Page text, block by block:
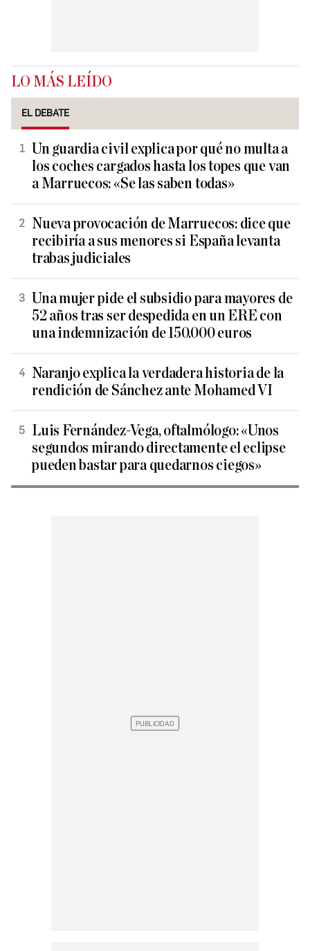
LO MÁS LEÍDO
EL DEBATE
Un guardia civil explica por qué no multa a
los coches cargados hasta los topes que van
a Marruecos: «Se las saben todas»
Nueva provocación de Marruecos: dice que
recibiría a sus menores si España levanta
trabas judiciales
Una mujer pide el subsidio para mayores de
52 años tras ser despedida en un ERE con
una indemnización de 150.000 euros
Naranjo explica la verdadera historia de la
rendición de Sánchez ante Mohamed VI
Luis Fernández-Vega, oftalmólogo: «Unos
segundos mirando directamente el eclipse
pueden bastar para quedarnos ciegos»